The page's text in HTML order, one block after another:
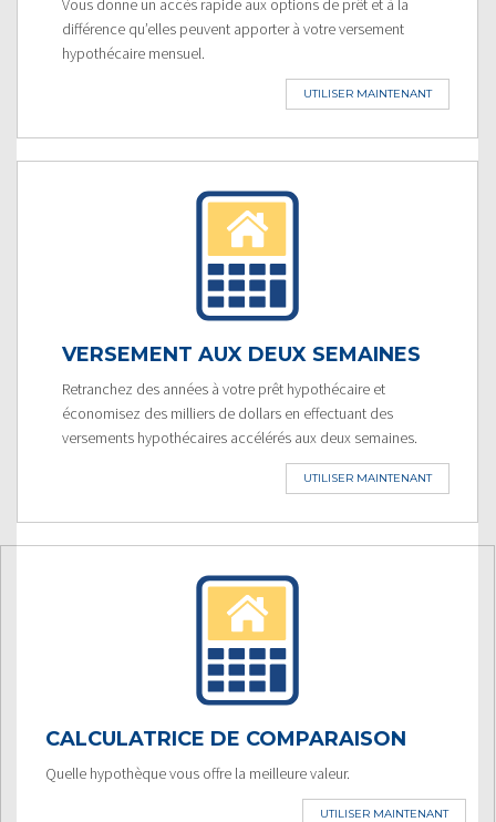
différence qu’elles peuvent apporter à votre versement
hypothécaire mensuel.
UTILISER MAINTENANT
VERSEMENT AUX DEUX SEMAINES
Retranchez des années à votre prêt hypothécaire et
économisez des milliers de dollars en effectuant des
versements hypothécaires accélérés aux deux semaines.
UTILISER MAINTENANT
CALCULATRICE DE COMPARAISON
Quelle hypothèque vous offre la meilleure valeur.
UTILISER MAINTENANT